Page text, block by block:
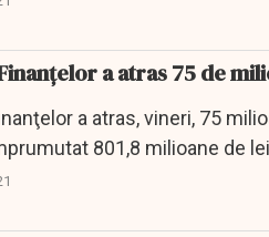
a atras 75 de
a atras, vineri, 75
801,8 milioane de